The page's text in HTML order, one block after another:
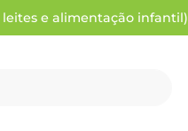
e alimentação infantil)